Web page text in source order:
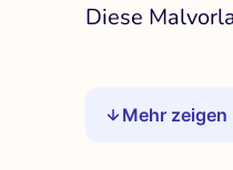
Diese
Mehr zeigen